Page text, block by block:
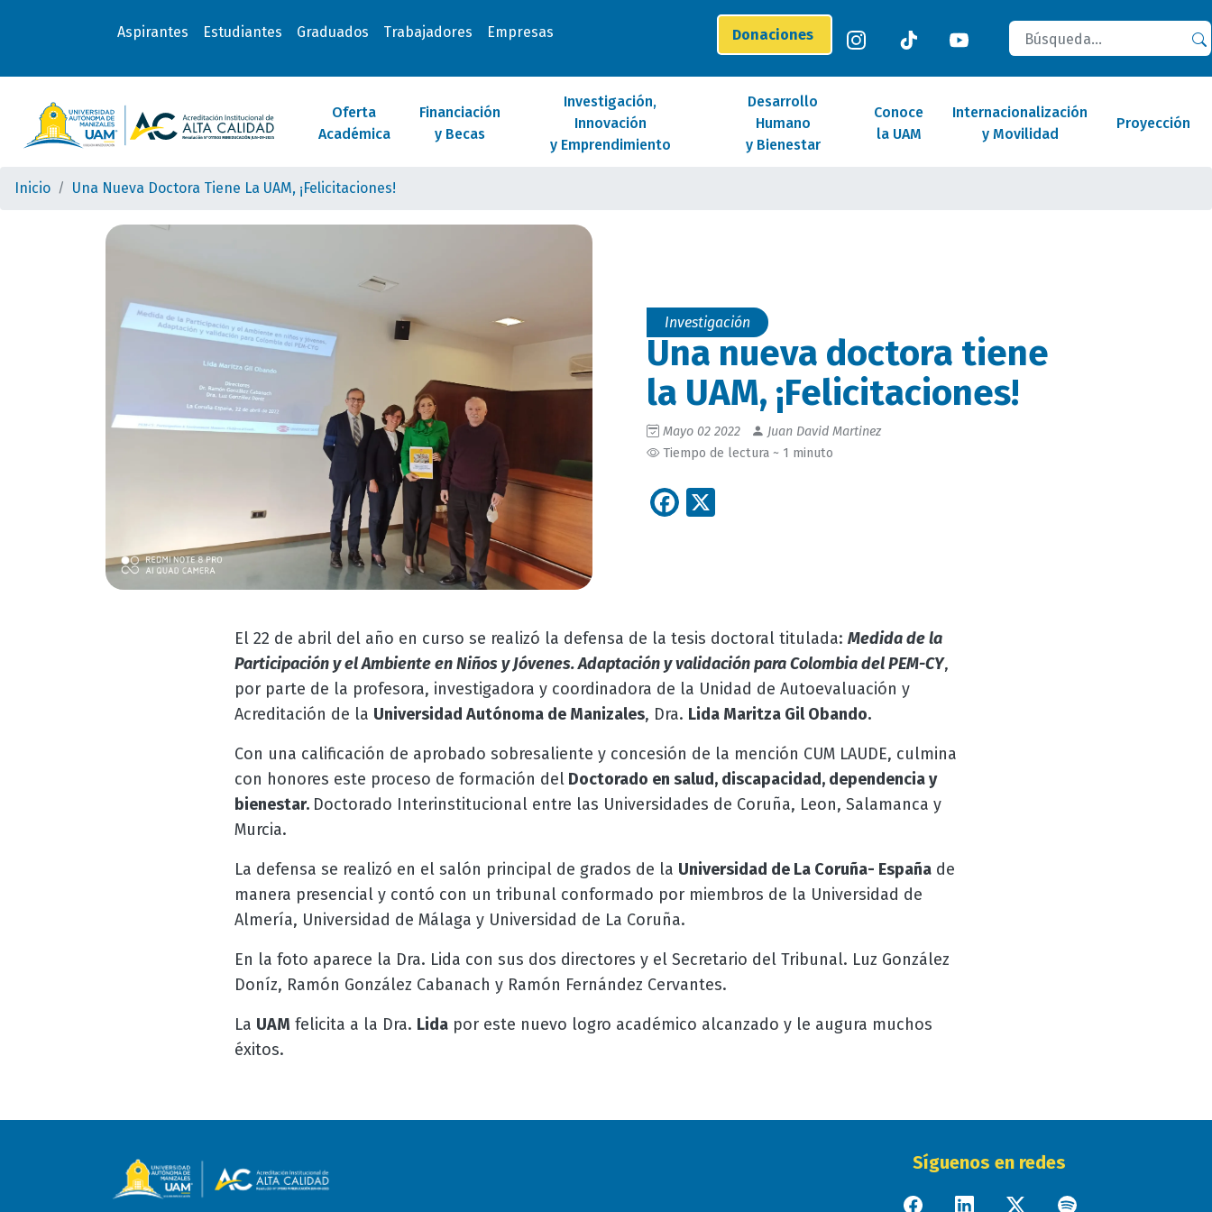
Aspirantes Estudiantes Graduados Trabajadores Empresas Donaciones
Buscar
Oferta
Académica
Financiación
y Becas
Investigación,
Innovación
y Emprendimiento
Desarrollo
Humano
y Bienestar
Conoce
la UAM
Internacionalización
y Movilidad
Proyección
Inicio Una Nueva Doctora Tiene La UAM, ¡Felicitaciones!
Investigación
Una nueva doctora tiene
la UAM, ¡Felicitaciones!
Mayo 02 2022
Juan David Martinez
Tiempo de lectura ~ 1 minuto
Facebook
El 22 de abril del año en curso se realizó la defensa de la tesis doctoral titulada: Medida de la
Participación y el Ambiente en Niños y Jóvenes. Adaptación y validación para Colombia del PEM-CY,
por parte de la profesora, investigadora y coordinadora de la Unidad de Autoevaluación y
Acreditación de la Universidad Autónoma de Manizales, Dra. Lida Maritza Gil Obando.
Con una calificación de aprobado sobresaliente y concesión de la mención CUM LAUDE, culmina
con honores este proceso de formación del Doctorado en salud, discapacidad, dependencia y
bienestar. Doctorado Interinstitucional entre las Universidades de Coruña, Leon, Salamanca y
Murcia.
La defensa se realizó en el salón principal de grados de la Universidad de La Coruña- Españade
manera presencial y contó con un tribunal conformado por miembros de la Universidad de
Almería, Universidad de Málaga y Universidad de La Coruña.
En la foto aparece la Dra. Lida con sus dos directores y el Secretario del Tribunal. Luz González
Doníz, Ramón González Cabanach y Ramón Fernández Cervantes.
La UAM felicita a la Dra. Lidapor este nuevo logro académico alcanzado y le augura muchos
éxitos.
Síguenos en redes